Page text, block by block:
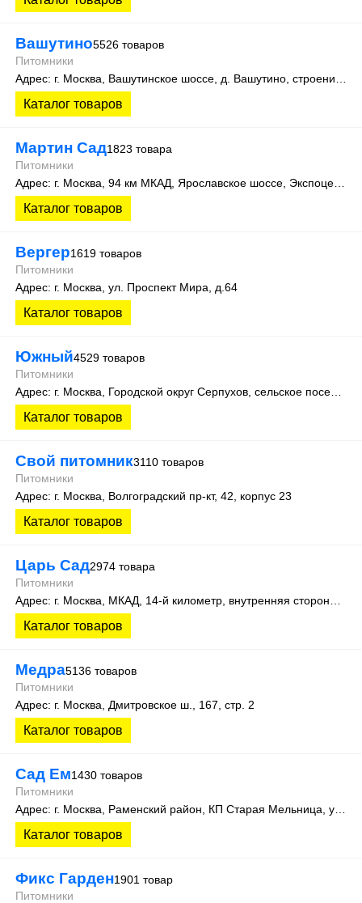
Вашутино5526 товаров
Питомники
Каталог товаров
Мартин Сад1823 товара
Питомники
Каталог товаров
Вергер1619 товаров
Питомники
Адрес: г. Москва, ул. Проспект Мира, д.64
Каталог товаров
Южный4529 товаров
Питомники
Каталог товаров
Свой питомник3110 товаров
Питомники
Адрес: г. Москва, Волгоградский пр-кт, 42, корпус 23
Каталог товаров
Царь Сад2974 товара
Питомники
Каталог товаров
Медра5136 товаров
Питомники
Адрес: г. Москва, Дмитровское ш., 167, стр. 2
Каталог товаров
Сад Ем1430 товаров
Питомники
Каталог товаров
Фикс Гарден1901 товар
Питомники